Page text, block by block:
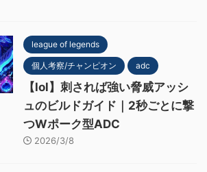
league of legends
個人考察/チャンピオン adc
【lol】刺されば強い脅威アッシ
ュのビルドガイド｜2秒ごとに撃
つWポーク型ADC
2026/3/8